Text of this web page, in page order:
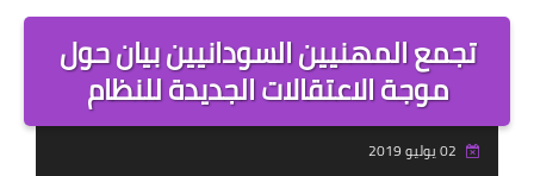
توثيق وتاريخ
بيانات
تقارير
تجمع المهنيين السودانيين بيان حول
موجة الاعتقالات الجديدة للنظام